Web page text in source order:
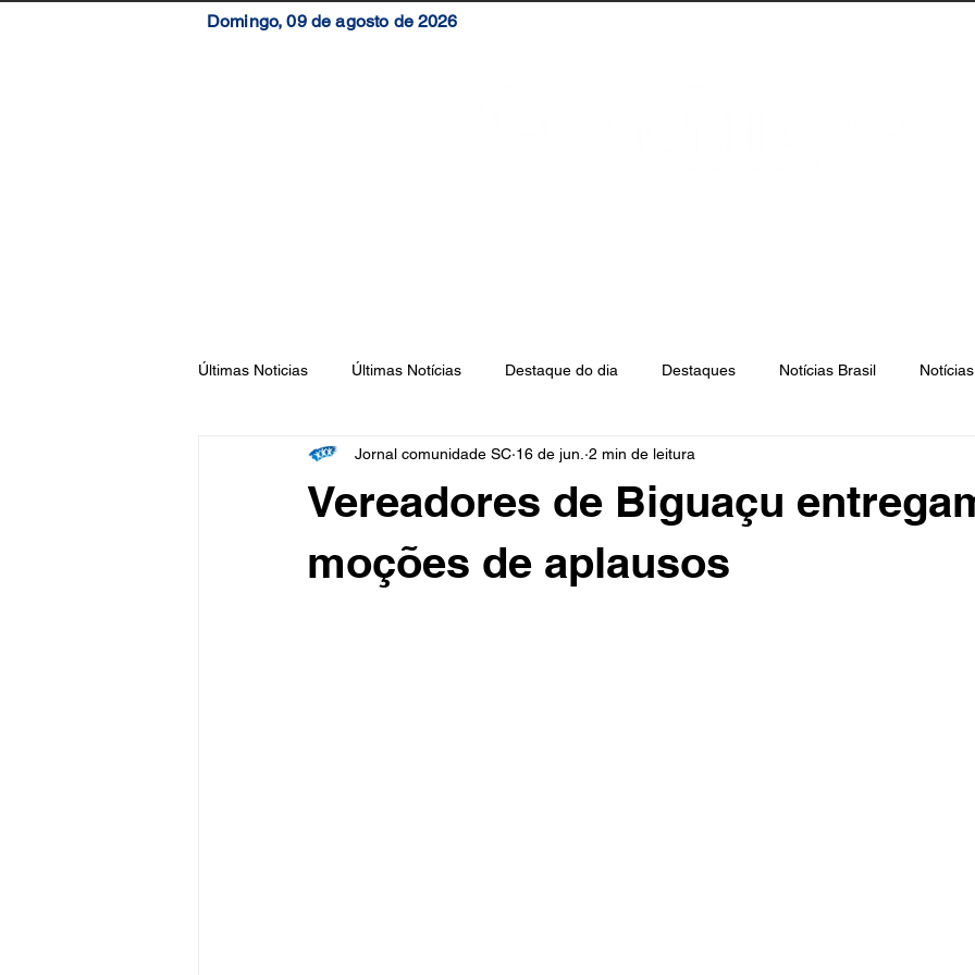
Domingo, 09 de agosto de 2026
Últimas Noticias Últimas Notícias Destaque do dia Destaques Notícias Brasil
Florianópolis São José Biguaçu Palhoça
Vereadores de Biguaçu
moções de aplausos
Jornal comunidade SC 16 de jun. 2 min de leitura